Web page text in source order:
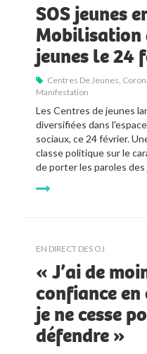
SOS jeunes
Mobilisation
jeunes le 24
Centres De Jeunes
Manifestation
Les Centres de jeunes
diversifiées dans
sociaux, ce 24 février.
classe politique sur le
de porter les paroles des
EN DIRECT DES OJ
« J’ai de
confiance en
je ne cesse
défendre »